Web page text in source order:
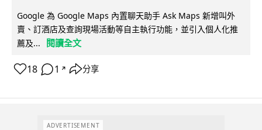
Google 為 Google Maps 內置聊天助手 Ask Maps 新增叫外
賣、訂酒店及查詢現場活動等自主執行功能，並引入個人化推
薦及...
閱讀全文
18 1 ↗ 分享
ADVERTISEMENT